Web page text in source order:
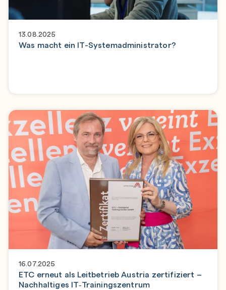
13.08.2025
Was macht ein IT-Systemadministrator?
16.07.2025
ETC erneut als Leitbetrieb Austria zertifiziert –
Nachhaltiges IT‑Trainingszentrum